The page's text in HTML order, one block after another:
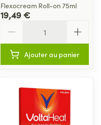
Flexocream Roll-on 75ml
19,49 €
Ajouter au panier